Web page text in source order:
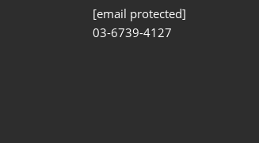
[email protected]
03-6739-4127